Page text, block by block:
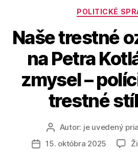
POLITICKÉ
Naše trestné
na Petra
zmysel –
trestné
Autor
článku
Autor: je uvedený
Dátum
15. októbra 2025